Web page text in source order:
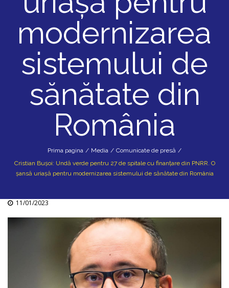
modernizarea
sistemului de
sănătate din
România
Prima pagina / Media / Comunicate de presă /
Cristian Bușoi: Undă verde pentru 27 de spitale cu finanțare din PNRR. O
șansă uriașă pentru modernizarea sistemului de sănătate din România
11/01/2023